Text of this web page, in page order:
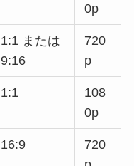
0p
1:1 または
9:16
720
p
1:1
108
0p
16:9
720